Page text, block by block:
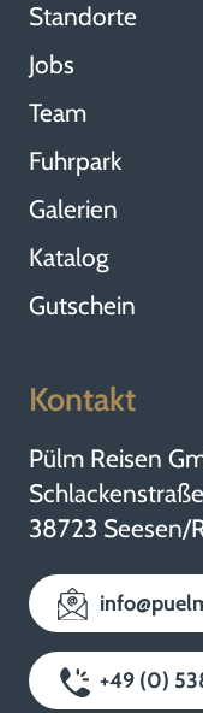
Standorte
Jobs
Team
Fuhrpark
Galerien
Katalog
Gutschein
Kontakt
Pülm Reisen
38723 Seesen/
+49 (0)